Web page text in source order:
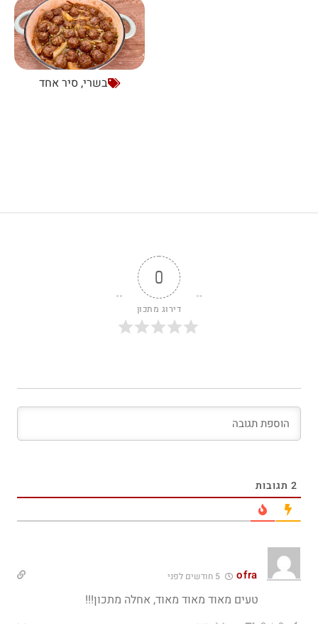
בשרי, סיר אחד
0
דירוג מתכון
2תגובות
ofra
טעים מאוד מאוד מאוד, אחלה מתכון!!!